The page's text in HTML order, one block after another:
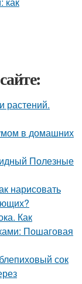
растений.
в домашних
Полезные
нарисовать
Как
Пошаговая
сок